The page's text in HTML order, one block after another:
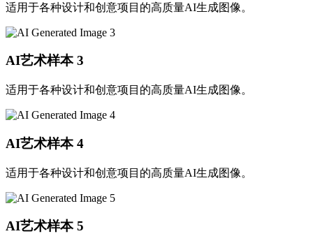
适用于各种设计和创意项目的高质量AI生成图像。
AI艺术样本 3
适用于各种设计和创意项目的高质量AI生成图像。
AI艺术样本 4
适用于各种设计和创意项目的高质量AI生成图像。
AI艺术样本 5